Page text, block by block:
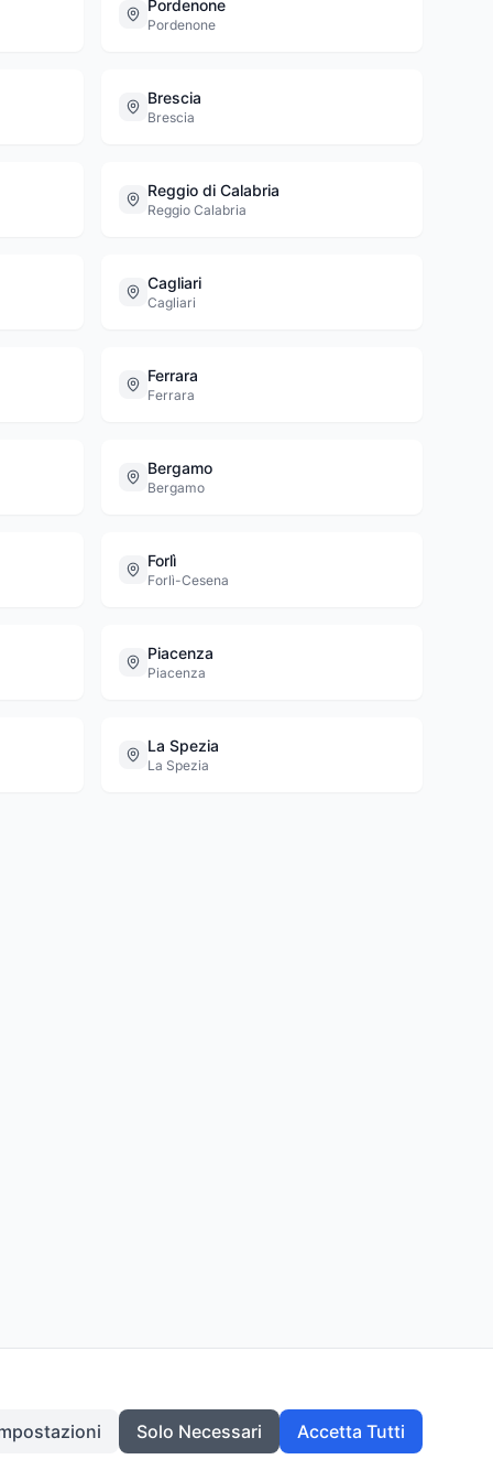
Pordenone
Pordenone
Brescia
Brescia
Reggio di Calabria
Reggio Calabria
Cagliari
Cagliari
Ferrara
Ferrara
Bergamo
Bergamo
Forlì
Forlì-Cesena
Piacenza
Piacenza
La Spezia
La Spezia
Solo Necessari Accetta Tutti